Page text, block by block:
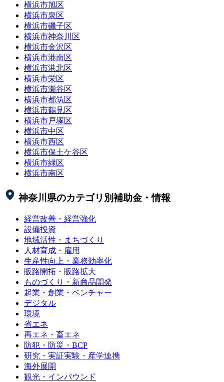
横浜市旭区
横浜市泉区
横浜市磯子区
横浜市神奈川区
横浜市金沢区
横浜市港南区
横浜市港北区
横浜市栄区
横浜市瀬谷区
横浜市都筑区
横浜市鶴見区
横浜市戸塚区
横浜市中区
横浜市西区
横浜市保土ケ谷区
横浜市緑区
横浜市南区
神奈川県のカテゴリ別補助金・情報
経営改善・経営強化
設備投資
地域活性・まちづくり
人材育成・雇用
生産性向上・業務効率化
販路開拓・販路拡大
ものづくり・新商品開発
起業・創業・ベンチャー
デジタル
環境
省エネ
再エネ・畜エネ
防犯・防災・BCP
研究・実証実験・産学連携
海外展開
観光・インバウンド